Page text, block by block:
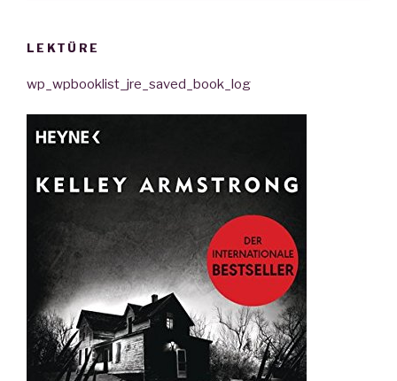
LEKTÜRE
wp_wpbooklist_jre_saved_book_log